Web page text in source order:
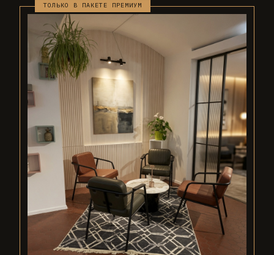
ТОЛЬКО В ПАКЕТЕ ПРЕМИУМ